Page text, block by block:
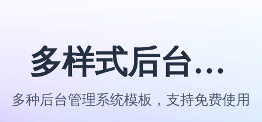
多样式后台管理系统模板
多种后台管理系统模板，支持免费使用